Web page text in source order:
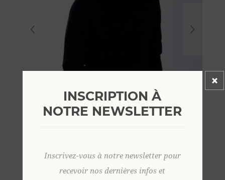
INSCRIPTION À
NOTRE NEWSLETTER
Inscrivez-vous à notre newsletter pour
recevoir nos dernières infos et